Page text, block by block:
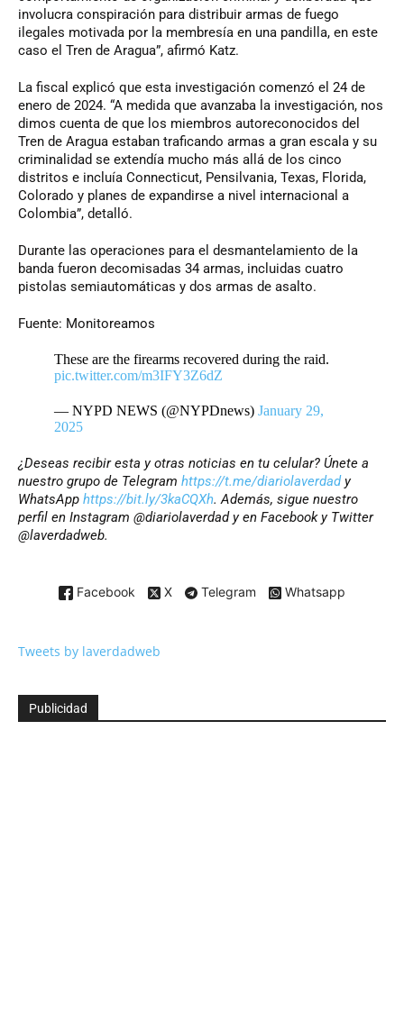
involucra conspiración para distribuir armas de fuego
ilegales motivada por la membresía en una pandilla, en este
caso el Tren de Aragua”, afirmó Katz.
La fiscal explicó que esta investigación comenzó el 24 de
enero de 2024. “A medida que avanzaba la investigación, nos
dimos cuenta de que los miembros autoreconocidos del
Tren de Aragua estaban traficando armas a gran escala y su
criminalidad se extendía mucho más allá de los cinco
distritos e incluía Connecticut, Pensilvania, Texas, Florida,
Colorado y planes de expandirse a nivel internacional a
Colombia”, detalló.
Durante las operaciones para el desmantelamiento de la
banda fueron decomisadas 34 armas, incluidas cuatro
pistolas semiautomáticas y dos armas de asalto.
Fuente: Monitoreamos
These are the firearms recovered during the raid.
pic.twitter.com/m3IFY3Z6dZ
— NYPD NEWS (@NYPDnews) January 29,
2025
¿Deseas recibir esta y otras noticias en tu celular? Únete a
nuestro grupo de Telegram https://t.me/diariolaverdady
WhatsApp https://bit.ly/3kaCQXh. Además, sigue nuestro
perfil en Instagram @diariolaverdad y en Facebook y Twitter
@laverdadweb.
Facebook X Telegram Whatsapp
Tweets by laverdadweb
Publicidad